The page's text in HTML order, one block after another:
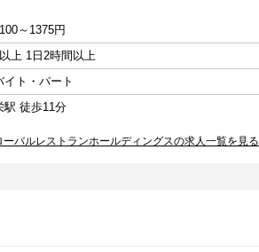
～1375円
上 1日2時間以上
イト・パート
駅 徒歩11分
バルレストランホールディングスの求人一覧を見る